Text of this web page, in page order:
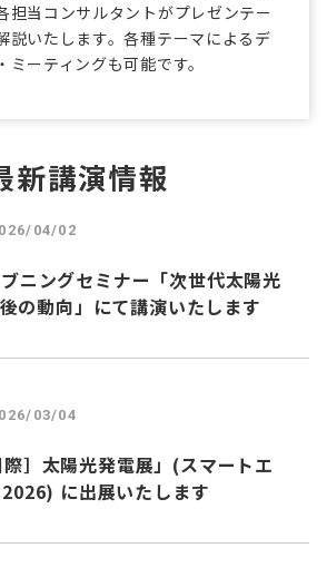
担当コンサルタントがプレゼンテー
説いたします。各種テーマによるデ
ミーティングも可能です。
新講演情報
04/02
ニングセミナー「次世代太陽光
の動向」にて講演いたします
03/04
際］太陽光発電展」(スマートエ
に出展いたします